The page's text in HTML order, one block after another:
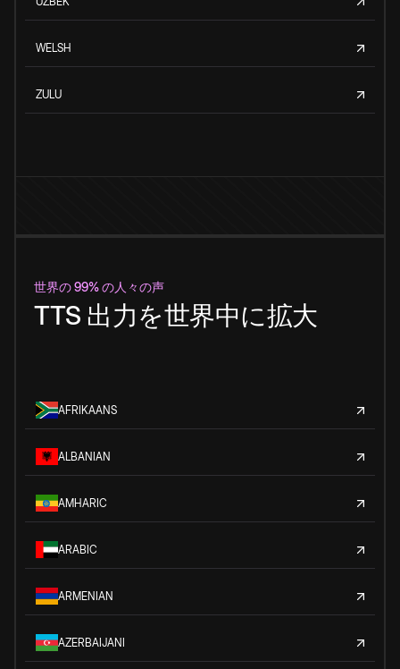
WELSH
ZULU
世界の 99% の人々の声
TTS 出力を世界中に拡大
AFRIKAANS
ALBANIAN
AMHARIC
ARABIC
ARMENIAN
AZERBAIJANI